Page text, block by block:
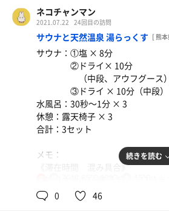
《サウナ》
・フォレスト🌿
ヴィヒタを水につけて抽出した
（お洒落な言い方ができなくて
ごめんなさい）
が置いてありました。
ロウリュするとヴィヒタの自然
ふわっと広がり、森の中にいる
まさにフォレストサウナ‼︎
最近は姿勢を正して
上段に座るのがお気に入り。
疲れた脚もマッサージして回復
・ドーム🏠 やっぱりロウリュし
ZAFを枕にして横になっていると
ネコチャンマン
2021.07.22 24回目の訪問
サウナと天然温泉 湯らっくす [ 熊
サウナ：①塩 × 8分
②ドライ× 10分
（中段、アウフグース）
③ドライ × 10分（中段）
水風呂：30秒〜1分 × 3
休憩：露天椅子 × 3
合計：3セット
メモ：
《滞在時間 混み具合》
人は多めだけど、不自由はしない
続きを読む
0 46